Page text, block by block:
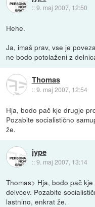
::9. maj 2007, 12:50
Hehe.
Ja, imaš prav, vse je
ne bodo potolaženi z
Thomas
::9. maj 2007, 12:54
Hja, bodo pač kje drugje
Pozabite socialistično
že.
jype
::9. maj 2007, 13:14
Thomas> Hja, bodo pač
delvcev. Pozabite
lastnino, enkrat že.